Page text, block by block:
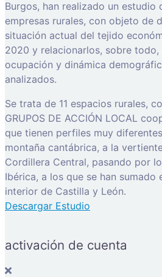
Burgos, han realizado un estudio
empresas rurales, con objeto de
situación actual del tejido
2020 y relacionarlos, sobre
ocupación y dinámica
analizados.
Se trata de 11 espacios rurales,
GRUPOS DE ACCIÓN LOCAL
que tienen perfiles muy
montaña cantábrica, a la
Cordillera Central, pasando por
Ibérica, a los que se han sumado
interior de Castilla y León.
Descargar Estudio
activación de cuenta